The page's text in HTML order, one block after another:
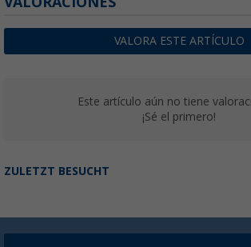
VALORA ESTE ARTÍCULO
Este artículo aún no tiene
¡Sé el primero!
ZULETZT BESUCHT